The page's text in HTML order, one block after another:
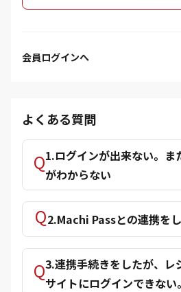
会員ログインへ
よくある質問
1.ログインが出来ない。ま
がわからない
2.Machi Passとの連携をし
3.連携手続きをしたが、レ
サイトにログインできない。